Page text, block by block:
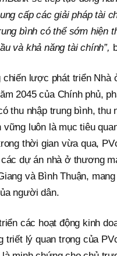
cấp các giải pháp tài
bình có thể sớm hiện
và khả năng tài chính”,
chiến lược phát triển Nhà
2045 của Chính phủ,
thu nhập trung bình, thu
vững luôn là mục tiêu
thời gian vừa qua,
dự án nhà ở thương
và Bình Thuận,
người dân.
các hoạt động kinh
triết lý quan trọng của